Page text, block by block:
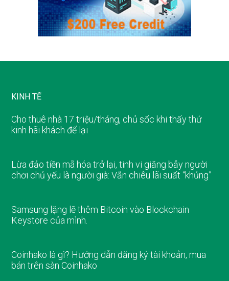
KINH TẾ
Cho thuê nhà 17 triệu/tháng, chủ sốc khi thấy thứ
kinh hãi khách để lại
Lừa đảo tiền mã hóa trở lại, tinh vi giăng bẫy người
chơi chủ yếu là người già: Vẫn chiêu lãi suất “khủng”
Samsung lặng lẽ thêm Bitcoin vào Blockchain
Keystore của mình.
Coinhako là gì? Hướng dẫn đăng ký tài khoản, mua
bán trên sàn Coinhako